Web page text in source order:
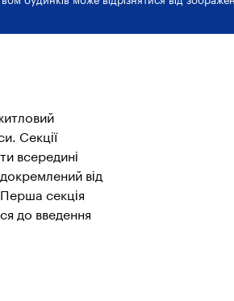
Секції
всередині
від
секція
до введення